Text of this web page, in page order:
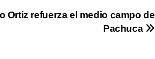
Ortiz refuerza el medio campo de
Pachuca